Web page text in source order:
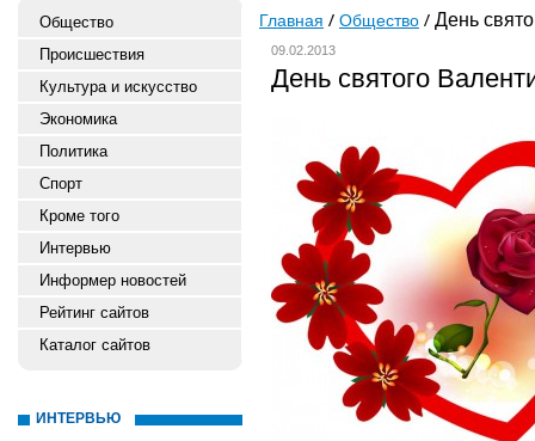
Общество
Происшествия
Культура и искусство
Экономика
Политика
Спорт
Кроме того
Интервью
Информер новостей
Рейтинг сайтов
Каталог сайтов
ИНТЕРВЬЮ
Главная Общество День
09.02.2013
День святого